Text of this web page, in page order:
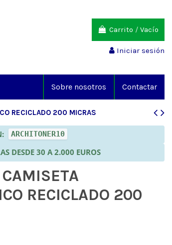
Carrito / Vacío
Iniciar sesión
Contactar
Sobre nosotros
RECICLADO 200 MICRAS
ARCHITONER10
DESDE 30 A 2.000 EUROS
RECICLADO 200